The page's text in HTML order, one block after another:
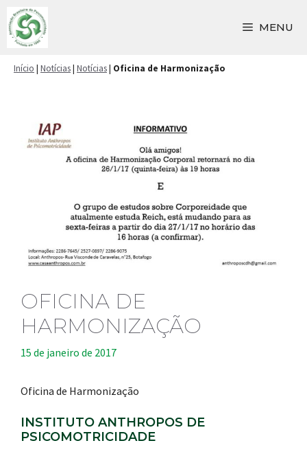
Pular
para
MENU
Início | Notícias| Notícias| Oficina de Harmonização
OFICINA DE
HARMONIZAÇÃO
15 de janeiro de 2017
Oficina de Harmonização
INSTITUTO ANTHROPOS DE
PSICOMOTRICIDADE